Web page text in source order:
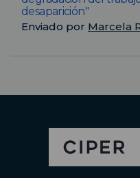
desaparición"
Enviado por Marcela